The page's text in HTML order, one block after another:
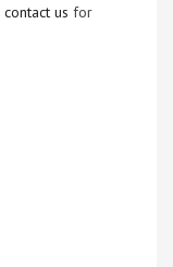
contact us for